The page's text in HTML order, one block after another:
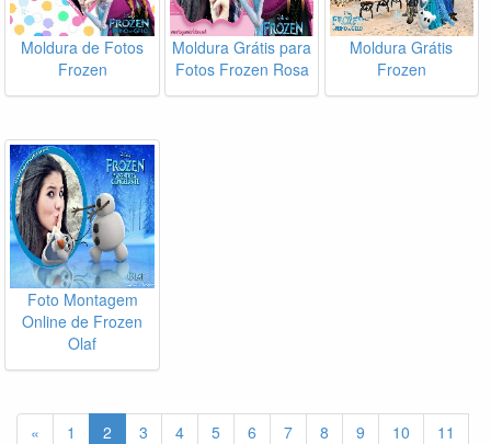
Moldura de Fotos
Frozen
Moldura Grátis para
Fotos Frozen Rosa
Moldura Grátis
Frozen
Foto Montagem
Online de Frozen
Olaf
« 1 2 3 4 5 6 7 8 9 10
11